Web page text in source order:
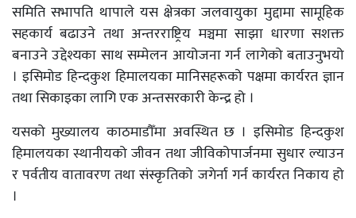
समिति सभापति थापाले यस क्षेत्रका जलवायुका मुद्दामा सामूहिक
सहकार्य बढाउने तथा अन्तरराष्ट्रिय मञ्चमा साझा धारणा सशक्त
बनाउने उद्देश्यका साथ सम्मेलन आयोजना गर्न लागेको बताउनुभयो
। इसिमोड हिन्दकुश हिमालयका मानिसहरूको पक्षमा कार्यरत ज्ञान
तथा सिकाइका लागि एक अन्तसरकारी केन्द्र हो ।
यसको मुख्यालय काठमाडौँमा अवस्थित छ । इसिमोड हिन्दकुश
हिमालयका स्थानीयको जीवन तथा जीविकोपार्जनमा सुधार ल्याउन
र पर्वतीय वातावरण तथा संस्कृतिको जगेर्ना गर्न कार्यरत निकाय हो
।